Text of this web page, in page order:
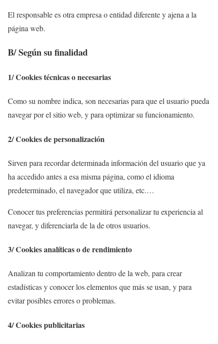
El responsable es otra empresa o entidad diferente y ajena a la
página web.
B/ Según su finalidad
1/ Cookies técnicas o necesarias
Como su nombre indica, son necesarias para que el usuario pueda
navegar por el sitio web, y para optimizar su funcionamiento.
2/ Cookies de personalización
Sirven para recordar determinada información del usuario que ya
ha accedido antes a esa misma página, como el idioma
predeterminado, el navegador que utiliza, etc.…
Conocer tus preferencias permitirá personalizar tu experiencia al
navegar, y diferenciarla de la de otros usuarios.
3/ Cookies analíticas o de rendimiento
Analizan tu comportamiento dentro de la web, para crear
estadísticas y conocer los elementos que más se usan, y para
evitar posibles errores o problemas.
4/ Cookies publicitarias